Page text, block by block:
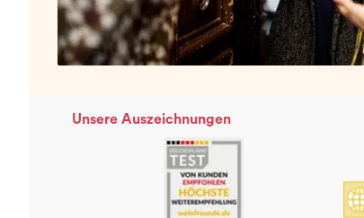
Unsere Auszeichnungen